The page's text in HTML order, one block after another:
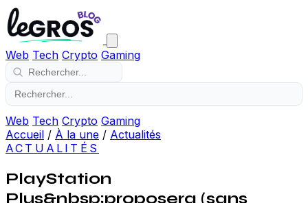
Web Tech Crypto Gaming
Web Tech Crypto Gaming
Accueil / À la une / Actualités
ACTUALITÉS
PlayStation
Plus&nbsp;proposera (sans